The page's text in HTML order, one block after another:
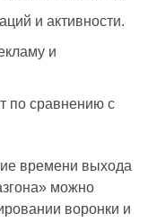
и активности.
и
по сравнению с
времени выхода
можно
воронки и